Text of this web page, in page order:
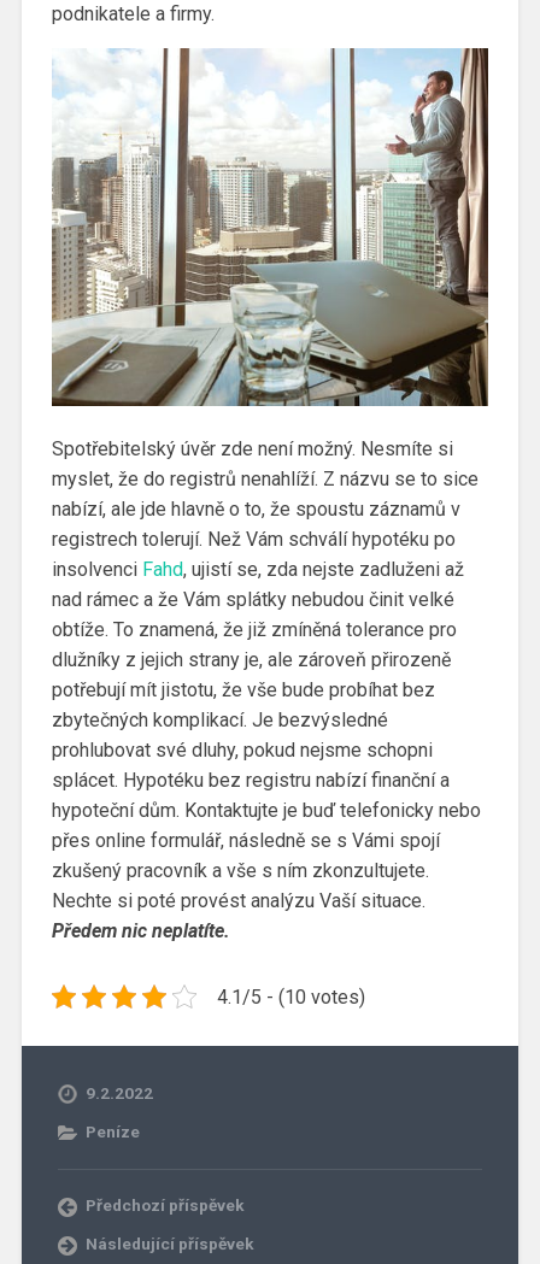
podnikatele a firmy.
Spotřebitelský úvěr zde není možný. Nesmíte si
myslet, že do registrů nenahlíží. Z názvu se to sice
nabízí, ale jde hlavně o to, že spoustu záznamů v
registrech tolerují. Než Vám schválí hypotéku po
insolvenci Fahd, ujistí se, zda nejste zadluženi až
nad rámec a že Vám splátky nebudou činit velké
obtíže. To znamená, že již zmíněná tolerance pro
dlužníky z jejich strany je, ale zároveň přirozeně
potřebují mít jistotu, že vše bude probíhat bez
zbytečných komplikací. Je bezvýsledné
prohlubovat své dluhy, pokud nejsme schopni
splácet. Hypotéku bez registru nabízí finanční a
hypoteční dům. Kontaktujte je buď telefonicky nebo
přes online formulář, následně se s Vámi spojí
zkušený pracovník a vše s ním zkonzultujete.
Nechte si poté provést analýzu Vaší situace.
Předem nic neplatíte.
4.1/5 - (10 votes)
9.2.2022
Peníze
Předchozí příspěvek
Následující příspěvek